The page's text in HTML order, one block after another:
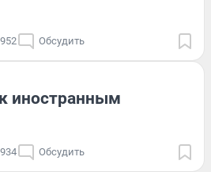
952 Обсудить
иностранным
934 Обсудить